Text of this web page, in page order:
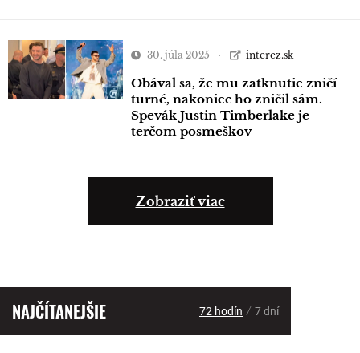
30. júla 2025 interez.sk
Obával sa, že mu zatknutie zničí
turné, nakoniec ho zničil sám.
Spevák Justin Timberlake je
terčom posmeškov
Zobraziť viac
NAJČÍTANEJŠIE 72 hodín / 7 dní